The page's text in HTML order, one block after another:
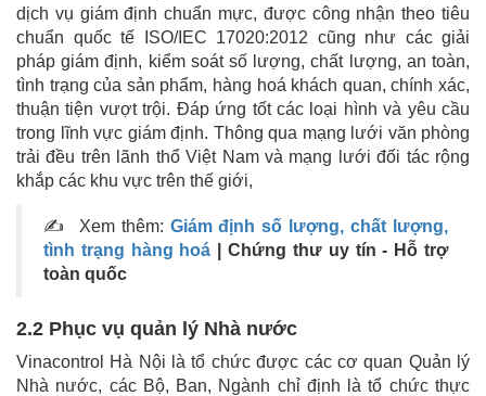
dịch vụ giám định chuẩn mực, được công nhận theo tiêu
chuẩn quốc tế ISO/IEC 17020:2012 cũng như các giải
pháp giám định, kiểm soát số lượng, chất lượng, an toàn,
tình trạng của sản phẩm, hàng hoá khách quan, chính xác,
thuận tiện vượt trội. Đáp ứng tốt các loại hình và yêu cầu
trong lĩnh vực giám định. Thông qua mạng lưới văn phòng
trải đều trên lãnh thổ Việt Nam và mạng lưới đối tác rộng
khắp các khu vực trên thế giới,
✍ Xem thêm: Giám định số lượng, chất lượng,
tình trạng hàng hoá
| Chứng thư uy tín - Hỗ trợ
toàn quốc
2.2 Phục vụ quản lý Nhà nước
Vinacontrol Hà Nội là tổ chức được các cơ quan Quản lý
Nhà nước, các Bộ, Ban, Ngành chỉ định là tổ chức thực